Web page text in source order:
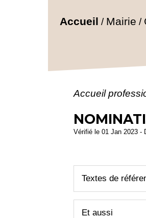
Accueil / Mairie /
Accueil
Vérifié le 01 Jan 2023 -
Textes de
Et aussi